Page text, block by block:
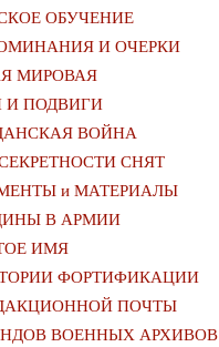
ОБУЧЕНИЕ
И ОЧЕРКИ
МИРОВАЯ
И ПОДВИГИ
ВОЙНА
СНЯТ
и МАТЕРИАЛЫ
В АРМИИ
ИМЯ
ФОРТИФИКАЦИИ
ПОЧТЫ
ВОЕННЫХ АРХИВОВ